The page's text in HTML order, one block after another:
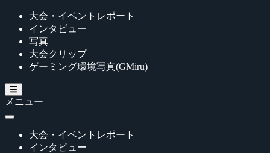
大会・イベントレポート
インタビュー
写真
大会クリップ
ゲーミング環境写真(GMiru)
メニュー
大会・イベントレポート
インタビュー